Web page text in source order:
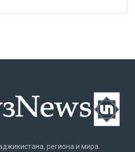
региона и мира.